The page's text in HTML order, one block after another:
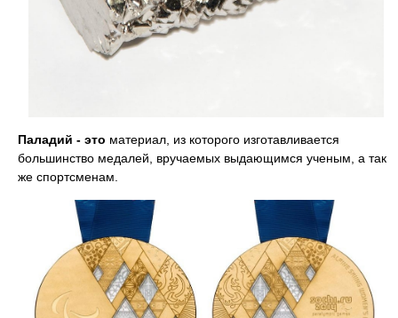
Паладий - это материал, из которого изготавливается
большинство медалей, вручаемых выдающимся ученым, а так
же спортсменам.